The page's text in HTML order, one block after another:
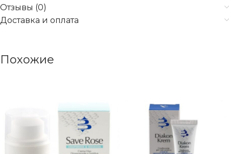
Отзывы (0)
Доставка и оплата
Похожие